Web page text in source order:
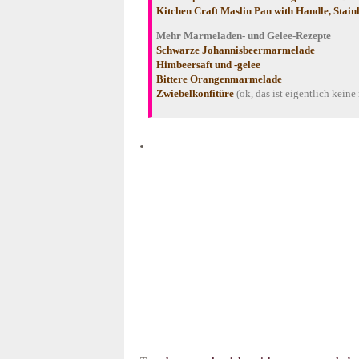
Kitchen Craft Maslin Pan with Handle,
Mehr Marmeladen- und Gelee-Rezepte
Schwarze Johannisbeermarmelade
Himbeersaft und -gelee
Bittere Orangenmarmelade
Zwiebelkonfitüre (ok, das ist eigentlich